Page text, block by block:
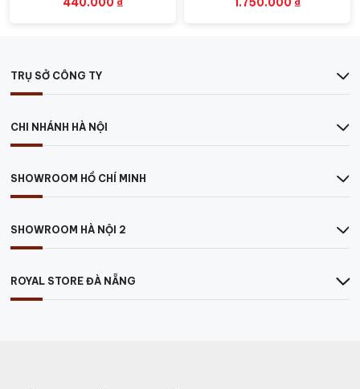
TRỤ SỞ CÔNG TY
CHI NHÁNH HÀ NỘI
SHOWROOM HỒ CHÍ MINH
SHOWROOM HÀ NỘI 2
ROYAL STORE ĐÀ NẴNG